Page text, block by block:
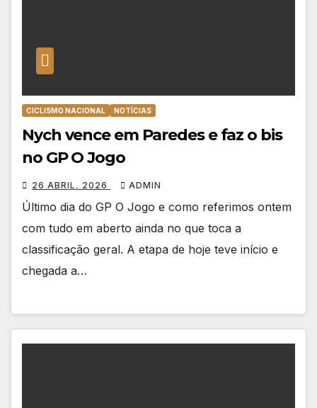
CICLISMO NACIONAL NOTÍCIAS
Nych vence em Paredes e faz o bis
no GP O Jogo
26 ABRIL, 2026 ADMIN
Último dia do GP O Jogo e como referimos ontem
com tudo em aberto ainda no que toca a
classificação geral. A etapa de hoje teve início e
chegada a…